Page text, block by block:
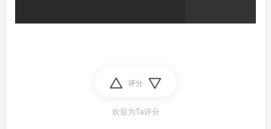
评分
欢迎为Ta评分